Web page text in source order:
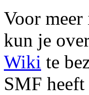
Voor
kun je
Wiki te
SMF heeft